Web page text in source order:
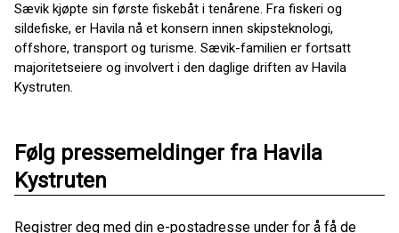
Sævik kjøpte sin første fiskebåt i tenårene. Fra fiskeri og
sildefiske, er Havila nå et konsern innen skipsteknologi,
offshore, transport og turisme. Sævik-familien er fortsatt
majoritetseiere og involvert i den daglige driften av Havila
Kystruten.
Følg pressemeldinger fra Havila
Kystruten
Registrer deg med din e-postadresse under for å få de